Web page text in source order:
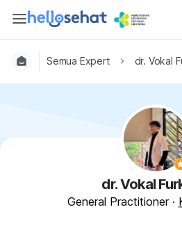
Semua Expert dr. Vokal
dr. Vokal
General Practitioner ·